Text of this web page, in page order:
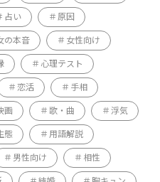
占い 原因
の本音 女性向け
心理テスト
恋活 手相
画 歌・曲 浮気
態 用語解説
男性向け 相性